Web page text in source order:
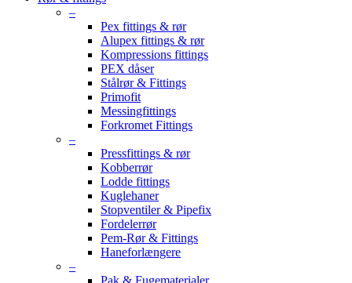
–
Pex fittings & rør
Alupex fittings & rør
Kompressions fittings
PEX dåser
Stålrør & Fittings
Primofit
Messingfittings
Forkromet Fittings
–
Pressfittings & rør
Kobberrør
Lodde fittings
Kuglehaner
Stopventiler & Pipefix
Fordelerrør
Pem-Rør & Fittings
Haneforlængere
–
Pak & Fugematerialer